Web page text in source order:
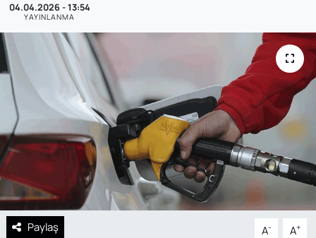
04.04.2026 - 13:54
YAYINLANMA
Paylaş A- A+